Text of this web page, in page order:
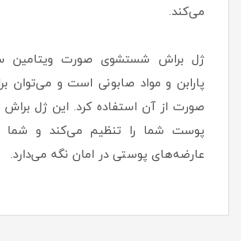
می‌کند.
ژل براش شستشوی صورت ویتامین
پارابن و مواد صابونی است و می‌توان
پوست شما را تنظیم می‌کند و شما
عارضه‌های پوستی در امان نگه می‌دارد.